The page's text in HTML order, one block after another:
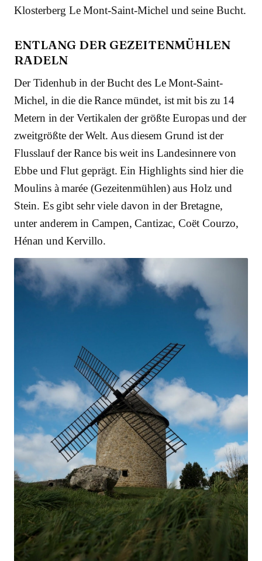
Klosterberg Le Mont-Saint-Michel und seine Bucht.
ENTLANG DER GEZEITENMÜHLEN
RADELN
Der Tidenhub in der Bucht des Le Mont-Saint-
Michel, in die die Rance mündet, ist mit bis zu 14
Metern in der Vertikalen der größte Europas und der
zweitgrößte der Welt. Aus diesem Grund ist der
Flusslauf der Rance bis weit ins Landesinnere von
Ebbe und Flut geprägt. Ein Highlights sind hier die
Moulins à marée (Gezeitenmühlen) aus Holz und
Stein. Es gibt sehr viele davon in der Bretagne,
unter anderem in Campen, Cantizac, Coët Courzo,
Hénan und Kervillo.